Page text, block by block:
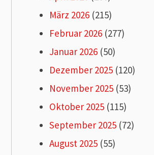
März 2026 (215)
Februar 2026 (277)
Januar 2026 (50)
Dezember 2025 (120)
November 2025 (53)
Oktober 2025 (115)
September 2025 (72)
August 2025 (55)